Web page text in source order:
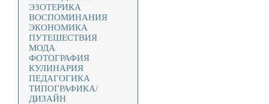
ЭЗОТЕРИКА
ВОСПОМИНАНИЯ
ЭКОНОМИКА
ПУТЕШЕСТВИЯ
МОДА
ФОТОГРАФИЯ
КУЛИНАРИЯ
ПЕДАГОГИКА
ТИПОГРАФИКА/
ДИЗАЙН